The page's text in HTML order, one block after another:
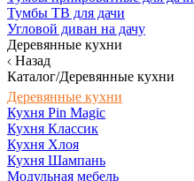
Тумбы ТВ для дачи
Угловой диван на дачу
Деревянные кухни
Назад
Каталог/Деревянные кухни
Деревянные кухни
Кухня Pin Magic
Кухня Классик
Кухня Хлоя
Кухня Шампань
Модульная мебель